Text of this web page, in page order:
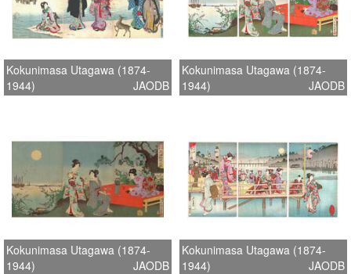
Kokunimasa Utagawa (1874-
1944)
JAODB
Kokunimasa Utagawa (1874-
1944)
JAODB
Kokunimasa Utagawa (1874-
1944)
JAODB
Kokunimasa Utagawa (1874-
1944)
JAODB